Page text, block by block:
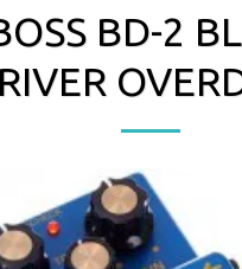
BD-2